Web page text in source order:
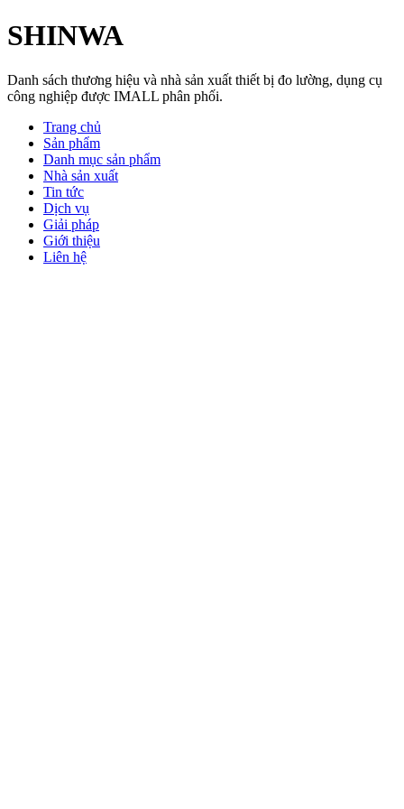
SHINWA
Danh sách thương hiệu và nhà sản xuất thiết bị đo lường, dụng cụ
công nghiệp được IMALL phân phối.
Trang chủ
Sản phẩm
Danh mục sản phẩm
Nhà sản xuất
Tin tức
Dịch vụ
Giải pháp
Giới thiệu
Liên hệ